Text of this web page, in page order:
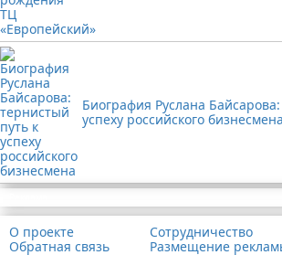
Биография Руслана
успеху российского бизнесмена
О проекте
Обратная связь
Сотрудничество
Размещение